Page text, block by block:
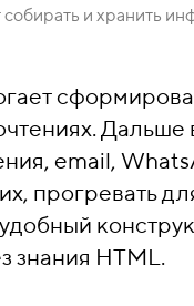
и хранить
email,
прогревать
знания HTML.